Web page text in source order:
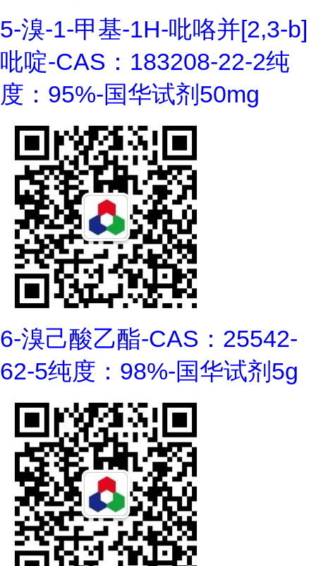
5-溴-1-甲基-1H-吡咯并[2,3-b]
吡啶-CAS：183208-22-2纯
度：95%-国华试剂50mg
6-溴己酸乙酯-CAS：25542-
62-5纯度：98%-国华试剂5g